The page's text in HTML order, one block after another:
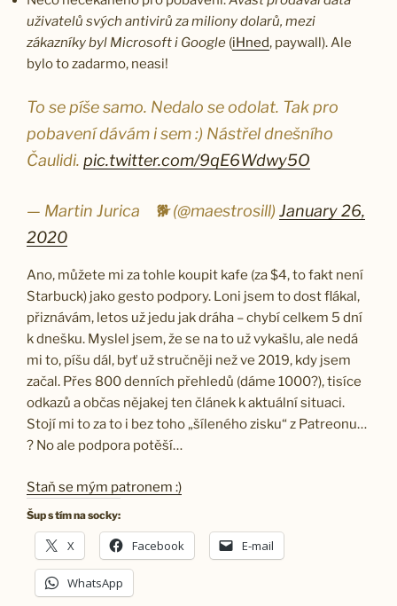
uživatelů svých antivirů za miliony dolarů, mezi
zákazníky byl Microsoft i Google (iHned, paywall). Ale
bylo to zadarmo, neasi!
To se píše samo. Nedalo se odolat. Tak pro
pobavení dávám i sem :) Nástřel dnešního
Čaulidi. pic.twitter.com/9qE6Wdwy5O
— Martin Jurica ​ ​ ​ 🐕 (@maestrosill) January 26,
2020
Ano, můžete mi za tohle koupit kafe (za $4, to fakt není
Starbuck) jako gesto podpory. Loni jsem to dost flákal,
přiznávám, letos už jedu jak dráha – chybí celkem 5 dní
k dnešku. Myslel jsem, že se na to už vykašlu, ale nedá
mi to, píšu dál, byť už stručněji než ve 2019, kdy jsem
začal. Přes 800 denních přehledů (dáme 1000?), tisíce
odkazů a občas nějakej ten článek k aktuální situaci.
Stojí mi to za to i bez toho „šíleného zisku“ z Patreonu…
? No ale podpora potěší…
Staň se mým patronem :)
Šup s tím na socky:
X Facebook E-mail
WhatsApp